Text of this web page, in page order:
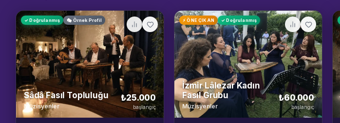
✓ Doğrulanmış 🎭 Örnek Profil
Sâdâ Fasıl Topluluğu
Müzisyenler
₺25.000
başlangıç
⚡ ÖNE ÇIKAN ✓ Doğrulanmış
İzmir Lâlezar Kadın
Fasıl Grubu
Müzisyenler
₺60.000
başlangıç